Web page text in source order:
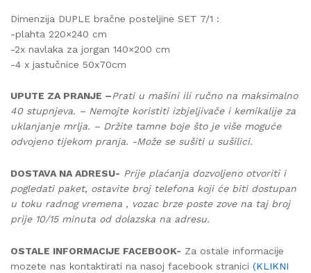
Dimenzija DUPLE bračne posteljine SET 7/1 :
-plahta 220×240 cm
-2x navlaka za jorgan 140×200 cm
-4 x jastučnice 50x70cm
UPUTE ZA PRANJE –Prati u mašini ili ručno na maksimalno
40 stupnjeva. – Nemojte koristiti izbjeljivače i kemikalije za
uklanjanje mrlja. – Držite tamne boje što je više moguće
odvojeno tijekom pranja. -Može se sušiti u sušilici.
DOSTAVA NA ADRESU- Prije plaćanja dozvoljeno otvoriti i
pogledati paket, ostavite broj telefona koji će biti dostupan
u toku radnog vremena , vozac brze poste zove na taj broj
prije 10/15 minuta od dolazska na adresu.
OSTALE INFORMACIJE FACEBOOK- Za ostale informacije
mozete nas kontaktirati na nasoj facebook stranici (KLIKNI